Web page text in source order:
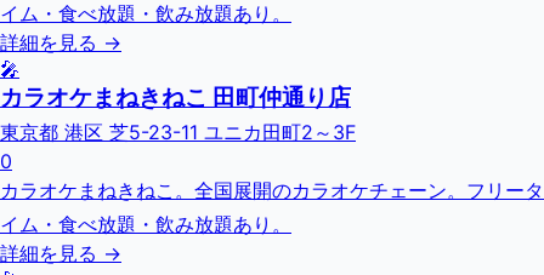
イム・食べ放題・飲み放題あり。
詳細を見る →
🎤
カラオケまねきねこ 田町仲通り店
東京都 港区 芝5-23-11 ユニカ田町2～3F
0
カラオケまねきねこ。全国展開のカラオケチェーン。フリータ
イム・食べ放題・飲み放題あり。
詳細を見る →